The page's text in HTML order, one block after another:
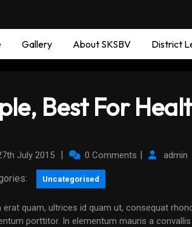
Gallery About SKSBV District
Best For
July 2015 | 0 Comments | admin
Uncategorised
porttitor. In elementum mauris a